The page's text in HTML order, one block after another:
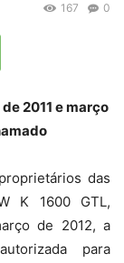
0
167
2011 e março
das
K 1600 GTL,
de 2012, a
para